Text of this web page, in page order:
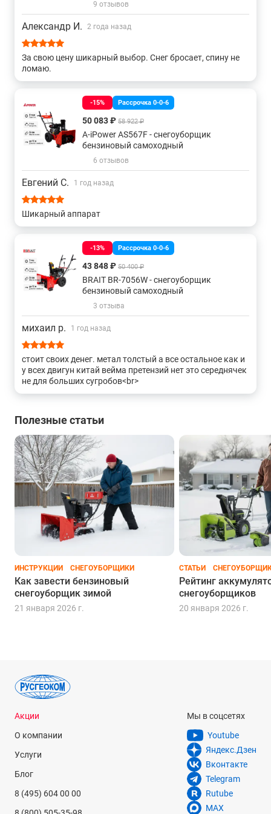
исключения пробуксовки и поддерживают блокировку
дифференциала.
Купить снегоуборщики Виллартек, а также получить
консультацию специалистов об особенностях и
преимуществах данного изделия вы можете в нашем
магазине
связи или воспользовавшись чатом с онлайн-
консультантом.
9 отзывов
Александр И. 2 года назад
За свою цену шикарный выбор. Снег бросает, спину не
ломаю.
-15% Рассрочка 0-0-6
50 083 ₽ 58 922 ₽
A-iPower AS567F - снегоуборщик
бензиновый самоходный
6 отзывов
Евгений С. 1 год назад
Шикарный аппарат
-13% Рассрочка 0-0-6
43 848 ₽ 50 400 ₽
BRAIT BR-7056W - снегоуборщик
бензиновый самоходный
3 отзыва
михаил р. 1 год назад
стоит своих денег. метал толстый а все остальное как и
у всех двигун китай вейма претензий нет это середнячек
не для больших сугробов<br>
Полезные статьи
ИНСТРУКЦИИ СНЕГОУБОРЩИКИ
Как завести бензиновый
снегоуборщик зимой
21 января 2026 г.
СТАТЬИ
Рейтинг
снегоуборщиков
20 января 2026 г.
Акции
О компании
Услуги
Блог
8 (495) 604 00 00
Мы в соцсетях
Youtube
Яндекс.Дзен
Вконтакте
Telegram
Rutube
MAX